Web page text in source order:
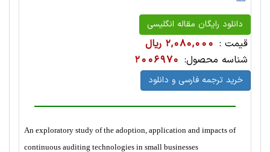
دانلود رایگان مقاله انگلیسی
قیمت : 2,080,000 ریال
شناسه محصول: 2006970
خرید ترجمه فارسی و دانلود
An exploratory study of the adoption, application and impacts of
continuous auditing technologies in small businesses